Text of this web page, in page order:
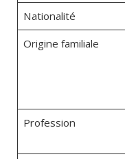
Nationalité
Origine familiale
Profession